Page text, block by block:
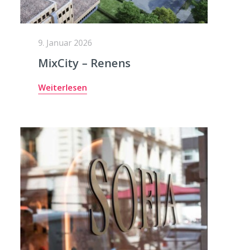
9. Januar 2026
MixCity – Renens
Weiterlesen